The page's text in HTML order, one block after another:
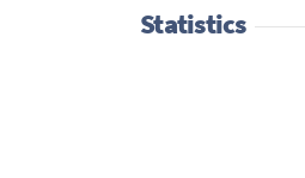
Statistics